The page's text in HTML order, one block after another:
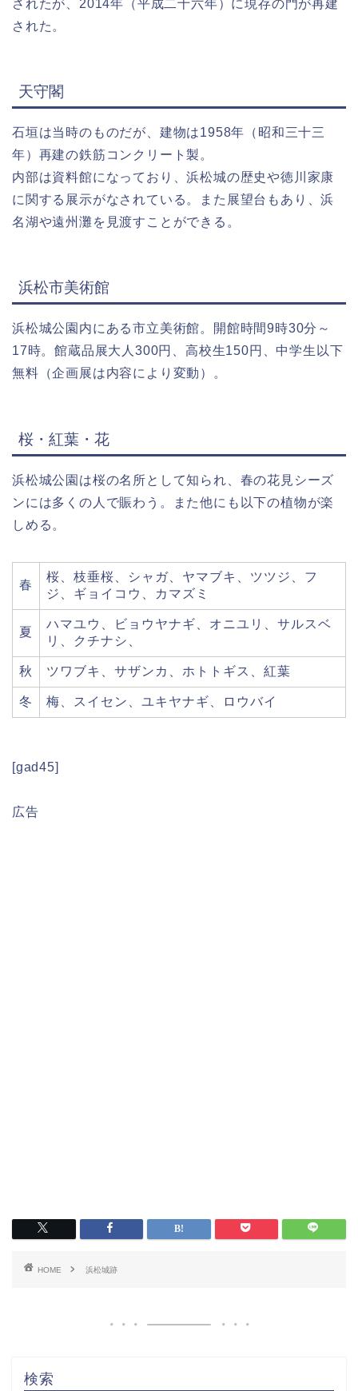
されたが、2014年（平成二十六年）に現存の門が再建
された。
天守閣
石垣は当時のものだが、建物は1958年（昭和三十三
年）再建の鉄筋コンクリート製。
内部は資料館になっており、浜松城の歴史や徳川家康
に関する展示がなされている。また展望台もあり、浜
名湖や遠州灘を見渡すことができる。
浜松市美術館
浜松城公園内にある市立美術館。開館時間9時30分～
17時。館蔵品展大人300円、高校生150円、中学生以下
無料（企画展は内容により変動）。
桜・紅葉・花
浜松城公園は桜の名所として知られ、春の花見シーズ
ンには多くの人で賑わう。また他にも以下の植物が楽
しめる。
春
桜、枝垂桜、シャガ、ヤマブキ、ツツジ、フ
ジ、ギョイコウ、カマズミ
夏
ハマユウ、ビョウヤナギ、オニユリ、サルスベ
リ、クチナシ、
秋 ツワブキ、サザンカ、ホトトギス、紅葉
冬 梅、スイセン、ユキヤナギ、ロウバイ
[gad45]
広告
HOME 浜松城跡
検索